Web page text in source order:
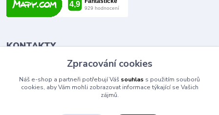
KONTAKTY
Tomáš Vlček
+420 702 090 443
volejte od 9,00 - 20,00 hod
info@elektromaterial.cz
Zpracování cookies
Náš e-shop a partneři potřebují Váš souhlas s použitím souborů
cookies, aby Vám mohli zobrazovat informace týkající se Vašich
zájmů.